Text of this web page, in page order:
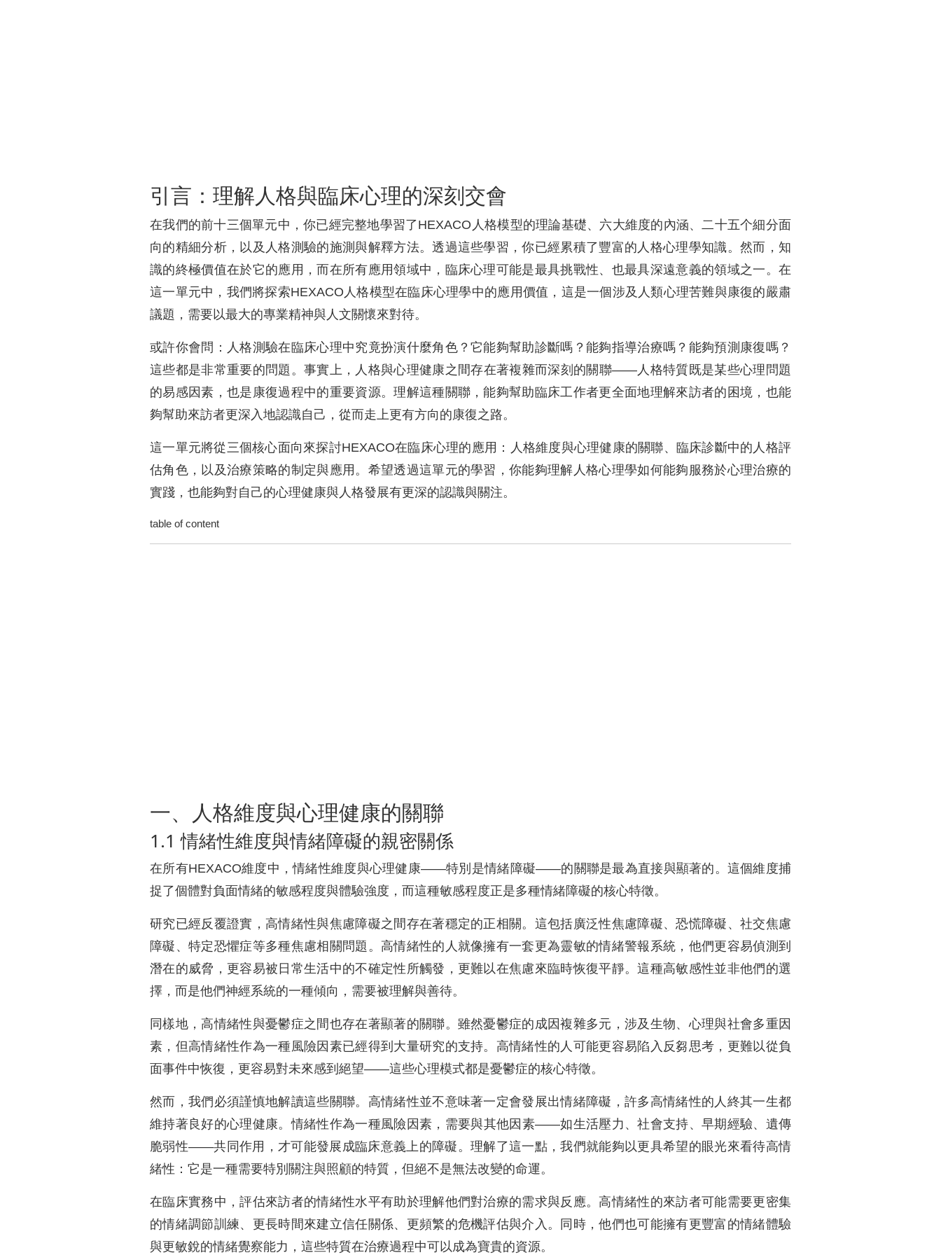
引言：理解人格與臨床心理的深刻交會
在我們的前十三個單元中，你已經完整地學習了HEXACO人格模型的理論基礎、六大維度的內涵、二十五个細分面
向的精細分析，以及人格測驗的施測與解釋方法。透過這些學習，你已經累積了豐富的人格心理學知識。然而，知
識的終極價值在於它的應用，而在所有應用領域中，臨床心理可能是最具挑戰性、也最具深遠意義的領域之一。在
這一單元中，我們將探索HEXACO人格模型在臨床心理學中的應用價值，這是一個涉及人類心理苦難與康復的嚴肅
議題，需要以最大的專業精神與人文關懷來對待。
或許你會問：人格測驗在臨床心理中究竟扮演什麼角色？它能夠幫助診斷嗎？能夠指導治療嗎？能夠預測康復嗎？
這些都是非常重要的問題。事實上，人格與心理健康之間存在著複雜而深刻的關聯——人格特質既是某些心理問題
的易感因素，也是康復過程中的重要資源。理解這種關聯，能夠幫助臨床工作者更全面地理解來訪者的困境，也能
夠幫助來訪者更深入地認識自己，從而走上更有方向的康復之路。
這一單元將從三個核心面向來探討HEXACO在臨床心理的應用：人格維度與心理健康的關聯、臨床診斷中的人格評
估角色，以及治療策略的制定與應用。希望透過這單元的學習，你能夠理解人格心理學如何能夠服務於心理治療的
實踐，也能夠對自己的心理健康與人格發展有更深的認識與關注。
table of content
一、人格維度與心理健康的關聯
1.1 情緒性維度與情緒障礙的親密關係
在所有HEXACO維度中，情緒性維度與心理健康——特別是情緒障礙——的關聯是最為直接與顯著的。這個維度捕
捉了個體對負面情緒的敏感程度與體驗強度，而這種敏感程度正是多種情緒障礙的核心特徵。
研究已經反覆證實，高情緒性與焦慮障礙之間存在著穩定的正相關。這包括廣泛性焦慮障礙、恐慌障礙、社交焦慮
障礙、特定恐懼症等多種焦慮相關問題。高情緒性的人就像擁有一套更為靈敏的情緒警報系統，他們更容易偵測到
潛在的威脅，更容易被日常生活中的不確定性所觸發，更難以在焦慮來臨時恢復平靜。這種高敏感性並非他們的選
擇，而是他們神經系統的一種傾向，需要被理解與善待。
同樣地，高情緒性與憂鬱症之間也存在著顯著的關聯。雖然憂鬱症的成因複雜多元，涉及生物、心理與社會多重因
素，但高情緒性作為一種風險因素已經得到大量研究的支持。高情緒性的人可能更容易陷入反芻思考，更難以從負
面事件中恢復，更容易對未來感到絕望——這些心理模式都是憂鬱症的核心特徵。
然而，我們必須謹慎地解讀這些關聯。高情緒性並不意味著一定會發展出情緒障礙，許多高情緒性的人終其一生都
維持著良好的心理健康。情緒性作為一種風險因素，需要與其他因素——如生活壓力、社會支持、早期經驗、遺傳
脆弱性——共同作用，才可能發展成臨床意義上的障礙。理解了這一點，我們就能夠以更具希望的眼光來看待高情
緒性：它是一種需要特別關注與照顧的特質，但絕不是無法改變的命運。
在臨床實務中，評估來訪者的情緒性水平有助於理解他們對治療的需求與反應。高情緒性的來訪者可能需要更密集
的情緒調節訓練、更長時間來建立信任關係、更頻繁的危機評估與介入。同時，他們也可能擁有更豐富的情緒體驗
與更敏銳的情緒覺察能力，這些特質在治療過程中可以成為寶貴的資源。